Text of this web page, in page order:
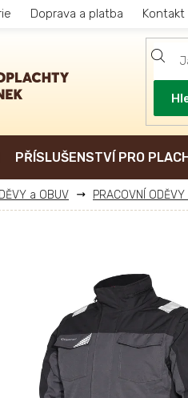
Doprava a platba Kontakt
PŘÍSLUŠENSTVÍ PRO
a OBUV PRACOVNÍ